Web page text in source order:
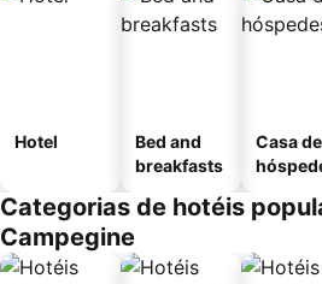
Hotel
Bed and
breakfasts
Casa de
Categorias de hotéis
Campegine